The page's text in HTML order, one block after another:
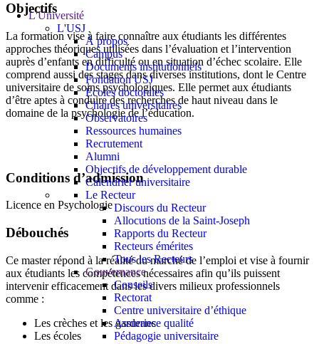
L'Université
L'USJ
À propos
Campus
Documents institutionnels
Fondation USJ
Écoles doctorales
Chaires universitaires
Observatoires
Ressources humaines
Recrutement
Alumni
Objectifs de développement durable
Calendrier universitaire
Le Recteur
Discours du Recteur
Allocutions de la Saint-Joseph
Rapports du Recteur
Recteurs émérites
Tous les Recteurs
Gouvernance
Conseils
Rectorat
Centre universitaire d’éthique
Assurance qualité
Pédagogie universitaire
Objectifs
La formation vise à faire connaître aux étudiants les différentes
approches théoriques utilisées dans l’évaluation et l’intervention
auprès d’enfants en difficulté ou en situation d’échec scolaire. Elle
comprend aussi des stages dans diverses institutions, dont le Centre
universitaire de soins psychologiques. Elle permet aux étudiants
d’être aptes à conduire des recherches de haut niveau dans le
domaine de la psychologie de l’éducation.
Conditions d’admission
Licence en Psychologie
Débouchés
Ce master répond à la réalité du marché de l’emploi et vise à fournir
aux étudiants les compétences nécessaires afin qu’ils puissent
intervenir efficacement dans les divers milieux professionnels
comme :
Les crèches et les garderies
Les écoles